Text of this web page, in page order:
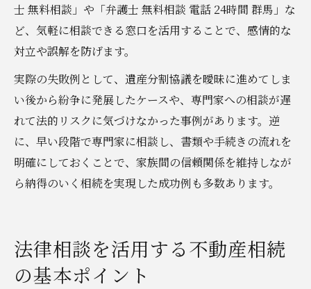
士 無料相談」や「弁護士 無料相談 電話 24時間 群馬」な
ど、気軽に相談できる窓口を活用することで、感情的な
対立や誤解を防げます。
実際の失敗例として、遺産分割協議を曖昧に進めてしま
い後から紛争に発展したケースや、専門家への相談が遅
れて法的リスクに気づけなかった事例があります。逆
に、早い段階で専門家に相談し、書類や手続きの流れを
明確にしておくことで、家族間の信頼関係を維持しなが
ら納得のいく相続を実現した成功例も多数あります。
法律相談を活用する不動産相続
の基本ポイント